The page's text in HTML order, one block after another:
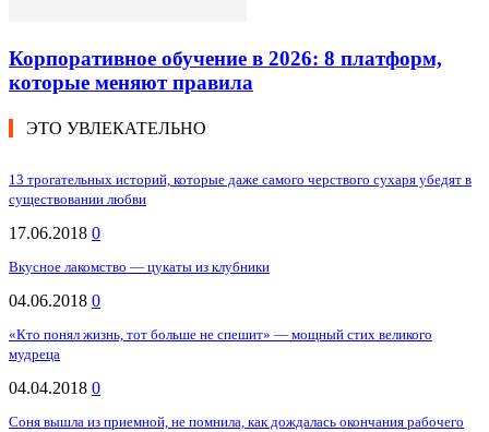
Корпоративное обучение в 2026: 8 платформ,
которые меняют правила
ЭТО УВЛЕКАТЕЛЬНО
13 трогательных историй, которые даже самого черствого сухаря убедят в
существовании любви
17.06.2018 0
Вкусное лакомство — цукаты из клубники
04.06.2018 0
«Кто понял жизнь, тот больше не спешит» — мощный стих великого
мудреца
04.04.2018 0
Соня вышла из приемной, не помнила, как дождалась окончания рабочего